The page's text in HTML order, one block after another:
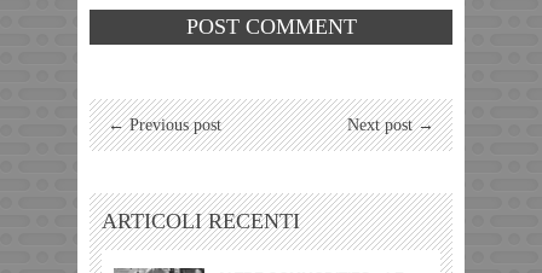
← Previous post Next post →
ARTICOLI RECENTI